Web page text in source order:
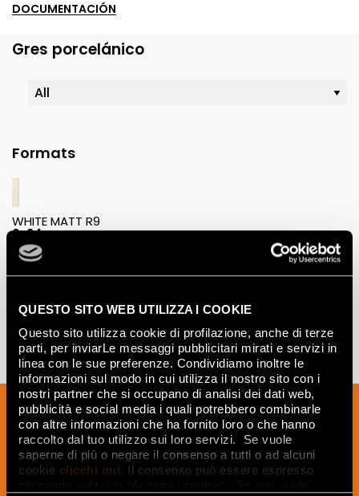
QUESTO SITO WEB UTILIZZA I COOKIE
Questo sito utilizza cookie di profilazione, anche di terze
parti, per inviarLe messaggi pubblicitari mirati e servizi in
linea con le sue preferenze. Condividiamo inoltre le
informazioni sul modo in cui utilizza il nostro sito con i
nostri partner che si occupano di analisi dei dati web,
pubblicità e social media i quali potrebbero combinarle
con altre informazioni che ha fornito loro o che hanno
raccolto dal tuo utilizzo sui loro servizi. Se vuole
saperne di più o negare il consenso a tutti o ad alcuni
cookie clicchi qui. Il consenso può essere espresso
DOCUMENTACIÓN
Gres porcelánico
Formats
WHITE MATT R9
6x24
Suscríbete a nuestro boletín para recibir
noticias, actualizaciones e ideas
creativas del mundo de la cerámica y el
interiorismo.